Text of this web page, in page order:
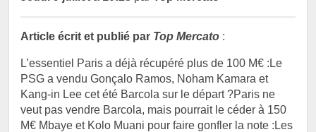
Article écrit et publié par Top Mercato :
L’essentiel Paris a déjà récupéré plus de 100 M€ :Le
PSG a vendu Gonçalo Ramos, Noham Kamara et
Kang-in Lee cet été Barcola sur le départ ?Paris ne
veut pas vendre Barcola, mais pourrait le céder à 150
M€ Mbaye et Kolo Muani pour faire gonfler la note :Les